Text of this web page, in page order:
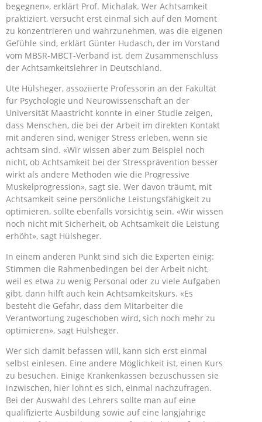
begegnen», erklärt Prof. Michalak. Wer Achtsamkeit
praktiziert, versucht erst einmal sich auf den Moment
zu konzentrieren und wahrzunehmen, was die eigenen
Gefühle sind, erklärt Günter Hudasch, der im Vorstand
vom MBSR-MBCT-Verband ist, dem Zusammenschluss
der Achtsamkeitslehrer in Deutschland.
Ute Hülsheger, assoziierte Professorin an der Fakultät
für Psychologie und Neurowissenschaft an der
Universität Maastricht konnte in einer Studie zeigen,
dass Menschen, die bei der Arbeit im direkten Kontakt
mit anderen sind, weniger Stress erleben, wenn sie
achtsam sind. «Wir wissen aber zum Beispiel noch
nicht, ob Achtsamkeit bei der Stressprävention besser
wirkt als andere Methoden wie die Progressive
Muskelprogression», sagt sie. Wer davon träumt, mit
Achtsamkeit seine persönliche Leistungsfähigkeit zu
optimieren, sollte ebenfalls vorsichtig sein. «Wir wissen
noch nicht mit Sicherheit, ob Achtsamkeit die Leistung
erhöht», sagt Hülsheger.
In einem anderen Punkt sind sich die Experten einig:
Stimmen die Rahmenbedingen bei der Arbeit nicht,
weil es etwa zu wenig Personal oder zu viele Aufgaben
gibt, dann hilft auch kein Achtsamkeitskurs. «Es
besteht die Gefahr, dass dem Mitarbeiter die
Verantwortung zugeschoben wird, sich noch mehr zu
optimieren», sagt Hülsheger.
Wer sich damit befassen will, kann sich erst einmal
selbst einlesen. Eine andere Möglichkeit ist, einen Kurs
zu besuchen. Einige Krankenkassen bezuschussen sie
inzwischen, hier lohnt es sich, einmal nachzufragen.
Bei der Auswahl des Lehrers sollte man auf eine
qualifizierte Ausbildung sowie auf eine langjährige